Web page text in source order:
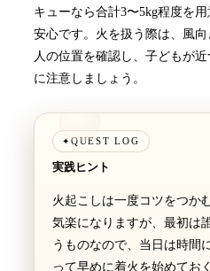
キューなら合計3〜5kg程度を用
安心です。火を扱う際は、風
人の位置を確認し、子どもが近
に注意しましょう。
✦QUEST LOG
実践ヒント
火起こしは一度コツをつか
気楽になりますが、最初は
うものなので、当日は時間
って早めに着火を始めてお